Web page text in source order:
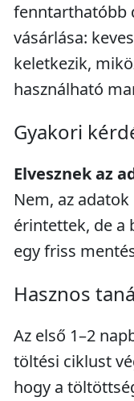
fenntarthatóbb
vásárlása:
keletkezik,
használható
Gyakori
Elvesznek az
Nem, az
érintettek, de a
egy friss
Hasznos
Az első 1–2
töltési ciklust
hogy a